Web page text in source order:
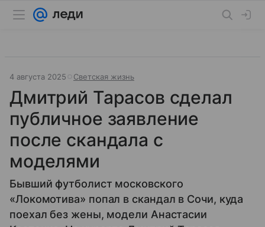
4 августа 2025 Светская жизнь
Дмитрий Тарасов сделал
публичное заявление
после скандала с
моделями
Бывший футболист московского
«Локомотива» попал в скандал в Сочи, куда
поехал без жены, модели Анастасии